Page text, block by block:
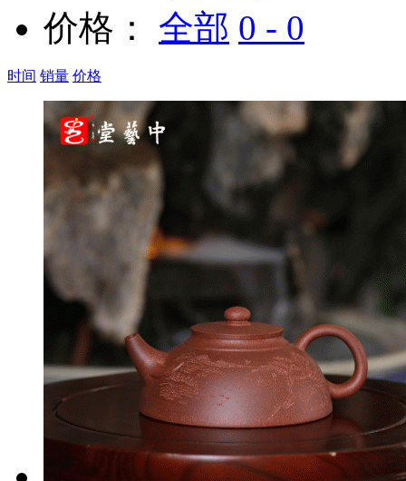
价格：
全部 0 - 0
时间 销量 价格